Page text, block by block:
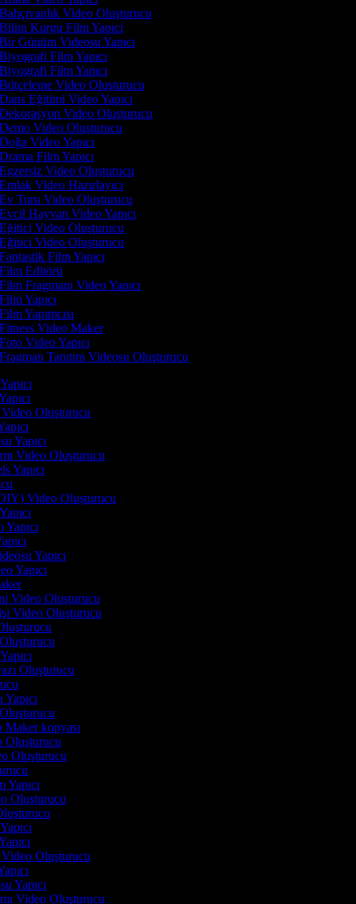
Video Oluşturucu
Kurgu Film Yapıcı
Günüm Videosu Yapıcı
Film Yapıcı
Film Yapıcı
Video Oluşturucu
Eğitimi Video Yapıcı
Video Oluşturucu
Video Oluşturucu
Video Yapıcı
Film Yapıcı
Video Oluşturucu
Video Hazırlayıcı
Turu Video Oluşturucu
Hayvan Video Yapıcı
Video Oluşturucu
Video Oluşturucu
Film Yapıcı
Editörü
Fragmanı Video Yapıcı
Yapıcı
Yapımcısı
Video Maker
Video Yapıcı
Tanıtım Videosu Oluşturucu
Video Oluşturucu
Yapıcı
Video Oluşturucu
Yapıcı
Video Oluşturucu
Yapıcı
Yapıcı
Video Oluşturucu
Video Oluşturucu
Oluşturucu
Maker kopyası
Oluşturucu
Oluşturucu
Yapıcı
Oluşturucu
Video Oluşturucu
Yapıcı
Video Oluşturucu